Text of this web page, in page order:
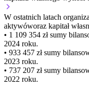
W ostatnich latach
aktywóworaz kapitał
• 1 109 354 złsumy
2024 roku.
• 933 457 złsumy
2023 roku.
• 737 207 złsumy
2022 roku.